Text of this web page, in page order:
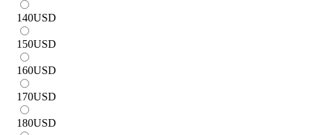
140USD
150USD
160USD
170USD
180USD